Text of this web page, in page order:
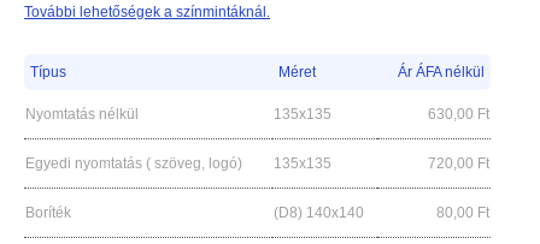
További lehetőségek a színmintáknál.
Típus Méret Ár ÁFA nélkül
Nyomtatás nélkül 135x135 630,00 Ft
Egyedi nyomtatás ( szöveg, logó) 135x135 720,00 Ft
Boríték (D8) 140x140 80,00 Ft